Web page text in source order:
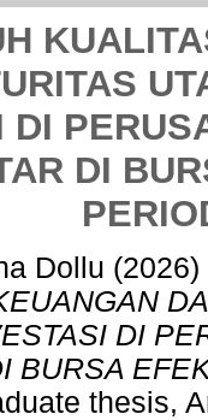
DI
DI
Dollu (2026)
DI
BURSA
thesis,